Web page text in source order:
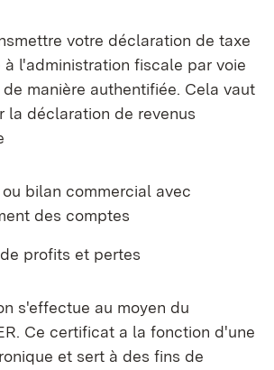
votre déclaration de taxe
l'administration fiscale par voie
manière authentifiée. Cela vaut
la déclaration de revenus
bilan commercial avec
des comptes
profits et pertes
s'effectue au moyen du
Ce certificat a la fonction d'une
et sert à des fins de